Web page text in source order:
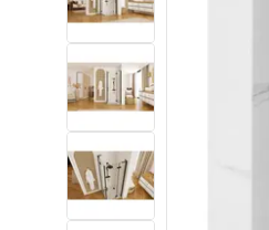
WC školjke
Umivaonici
Kade i paravani
Miješalice, pipe, slavine